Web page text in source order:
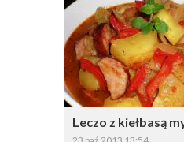
Leczo z kiełbasą